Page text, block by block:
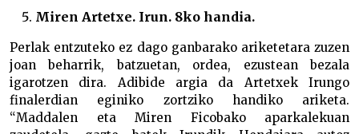
Miren Artetxe. Irun. 8ko handia.
Perlak entzuteko ez dago ganbarako ariketetara zuzen
joan beharrik, batzuetan, ordea, ezustean bezala
igarotzen dira. Adibide argia da Artetxek Irungo
finalerdian eginiko zortziko handiko ariketa.
“Maddalen eta Miren Ficobako aparkalekuan